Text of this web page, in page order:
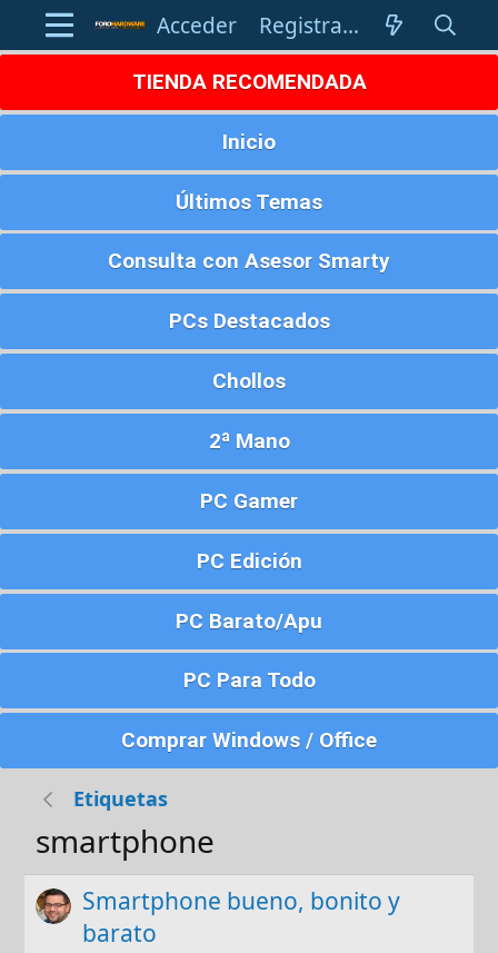
Acceder Registrarse
TIENDA RECOMENDADA
Inicio
Últimos Temas
Consulta con Asesor Smarty
PCs Destacados
Chollos
2ª Mano
PC Gamer
PC Edición
PC Barato/Apu
PC Para Todo
Comprar Windows / Office
Etiquetas
smartphone
Smartphone bueno, bonito y
barato